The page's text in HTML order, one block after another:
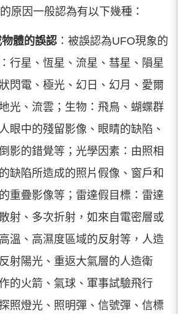
原因一般認為有以下幾種：
體的誤認 ：被誤認為UFO現象的
行星、恆星、流星、彗星、隕星
閃電、極光、幻日、幻月、愛爾
光、流雲；生物：飛鳥、蝴蝶群
眼中的殘留影像、眼睛的缺陷、
影的錯覺等；光學因素：由照相
缺陷所造成的照片假像、窗戶和
重疊影像等；雷達假目標：雷達
射、多次折射，如來自電密層或
溫、高濕度區域的反射等，人造
射陽光、重返大氣層的人造衛
的火箭、氣球、軍事試驗飛行
照燈光、照明彈、信號彈、信標